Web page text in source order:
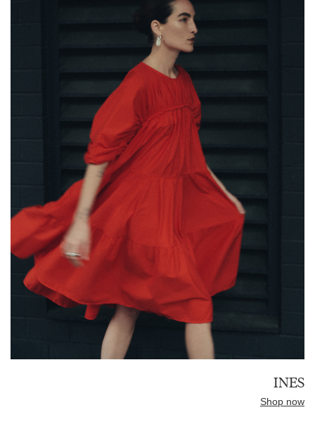
INES
Shop now